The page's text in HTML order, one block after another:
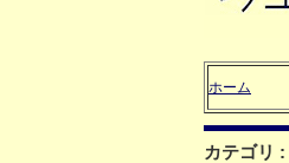
ホーム
カテゴリ :